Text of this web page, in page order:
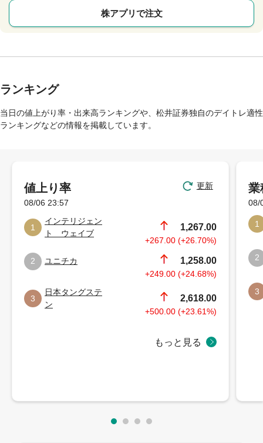
株アプリで注文
ランキング
当日の値上がり率・出来高ランキングや、松井証券独自のデイトレ適性
ランキングなどの情報を掲載しています。